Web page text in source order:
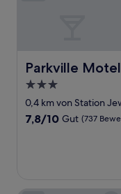
Parkville Motel
Parkville Motel
3.0-
Sterne-
Unterkunft
0,4 km von Station
7.8
7,8/10 Gut (737